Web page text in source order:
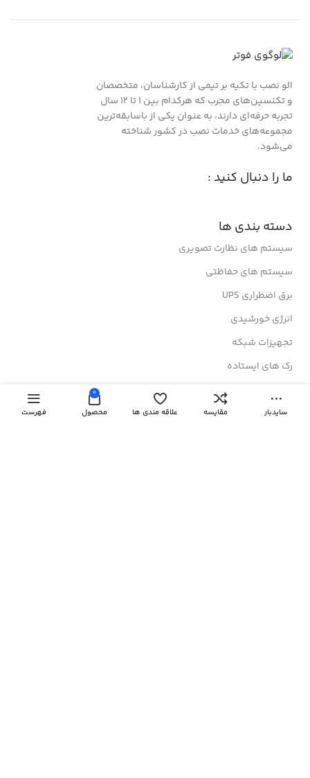
الو نصب با تکیه بر تیمی از کارشناسان، متخصصان
و تکنسین‌های مجرب که هرکدام بین ۱ تا ۱۲ سال
تجربه حرفه‌ای دارند، به عنوان یکی از باسابقه‌ترین
مجموعه‌های خدمات نصب در کشور شناخته
می‌شود.
ما را دنبال کنید :
دسته بندی ها
سیستم های نظارت تصویری
سیستم های حفاظتی
برق اضطراری UPS
انرژی خورشیدی
تجهیزات شبکه
رک های ایستاده
درباز کن های تصویری
سایدبار مقایسه علاقه مندی ها
0
محصول فهرست